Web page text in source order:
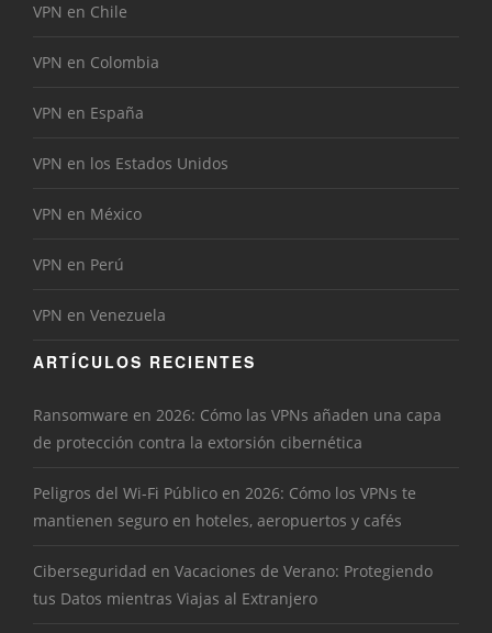
VPN en Chile
VPN en Colombia
VPN en España
VPN en los Estados Unidos
VPN en México
VPN en Perú
VPN en Venezuela
ARTÍCULOS RECIENTES
Ransomware en 2026: Cómo las VPNs añaden una capa
de protección contra la extorsión cibernética
Peligros del Wi-Fi Público en 2026: Cómo los VPNs te
mantienen seguro en hoteles, aeropuertos y cafés
Ciberseguridad en Vacaciones de Verano: Protegiendo
tus Datos mientras Viajas al Extranjero